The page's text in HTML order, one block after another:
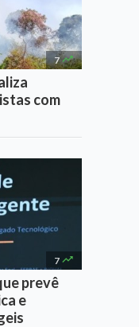
7 
com
7 
prevê
e